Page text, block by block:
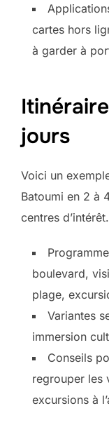
cartes hors
à garder à
jours
Voici un
Batoumi en 2 à
centres d’intérêt.
boulevard,
plage,
Variantes
immersion
Conseils
regrouper les
excursions à